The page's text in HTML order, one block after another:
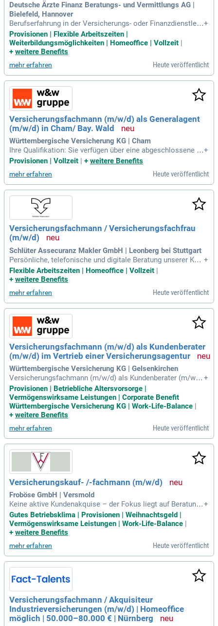
Deutsche Ärzte Finanz Beratungs- und Vermittlungs AG |
Bielefeld, Hannover
Berufserfahrung in der Versicherungs- oder Finanzdienstleis
tungsbranche: Mit abgeschlossener Ausbildung zum Versic
herungsfachmann (m/w/d) oder Kaufmann für Versicherung
en und Finanzen (m/w/d).
+
Provisionen | Flexible Arbeitszeiten |
Weiterbildungsmöglichkeiten | Homeoffice | Vollzeit |
+ weitere Benefits
mehr erfahren Heute veröffentlicht
Versicherungsfachmann (m/w/d) als Generalagent
(m/w/d) in Cham/ Bay. Wald
Württembergische Versicherung KG | Cham
Ihre Qualifikation: Sie verfügen über eine abgeschlossene A
usbildung im Versicherungs- oder Finanzbereich und haben
elernter Versicherungsfachmann (m/w/d).
+
Provisionen | Vollzeit
+ weitere Benefits
mehr erfahren Heute veröffentlicht
Versicherungsfachmann / Versicherungsfachfrau
(m/w/d)
Schlüter Assecuranz Makler GmbH | Leonberg bei Stuttgart
Persönliche, telefonische und digitale Beratung unserer Kun
den; Analyse des Versicherungsbedarfs und Entwicklung ind
ividueller Lösungen; Kommunikation mit Versicherern sowi
Kundenbeziehungen.
+
Flexible Arbeitszeiten | Homeoffice | Vollzeit |
+ weitere Benefits
mehr erfahren Heute veröffentlicht
Versicherungsfachmann (m/w/d) als Kundenberater
(m/w/d) im Vertrieb einer Versicherungsagentur
Württembergische Versicherung KG | Gelsenkirchen
Versicherungsfachmann (m/w/d) als Kundenberater (m/w/
d) im Vertrieb einer Versicherungsagentur: Kennziffer: 3505
0; Standort: Gelsenkirchen: Sie sind Teil eines engagierten T
eams und arbeiten in einer top ausgestatteten Versicherung
sagentur.
+
Provisionen | Betriebliche Altersvorsorge |
Vermögenswirksame Leistungen | Corporate Benefit
Württembergische Versicherung KG | Work-Life-Balance |
+ weitere Benefits
mehr erfahren Heute veröffentlicht
Versicherungskauf- /-fachmann (m/w/d)
Froböse GmbH | Versmold
Keine aktive Kundenakquise – der Fokus liegt auf Beratung
und Betreuung. abgeschlossene Ausbildung als Versicherun
gskaufmann / Versicherungsfachmann (m/w/d). optional: Z
usatzausbildung zum Versicherungsfachwirt oder Betriebsw
+
Gutes Betriebsklima | Provisionen | Weihnachtsgeld |
Vermögenswirksame Leistungen | Work-Life-Balance
+ weitere Benefits
mehr erfahren Heute veröffentlicht
Versicherungsfachmann / Akquisiteur
Industrieversicherungen (m/w/d) | Homeoffice
möglich | 50.000–80.000 € | Nürnberg